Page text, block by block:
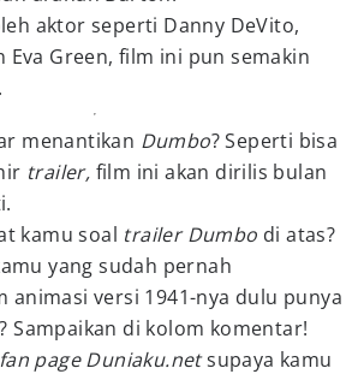
aktor seperti Danny DeVito,
Eva Green, film ini pun semakin
menantikan Dumbo? Seperti bisa
trailer, film ini akan dirilis bulan
kamu soal trailer Dumbo di atas?
yang sudah pernah
animasi versi 1941-nya dulu punya
Sampaikan di kolom komentar!
page Duniaku.netsupaya kamu